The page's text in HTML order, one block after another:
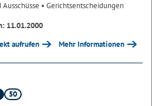
• Gerichtsentscheidungen
11.01.2000
aufrufen Mehr Informationen
50